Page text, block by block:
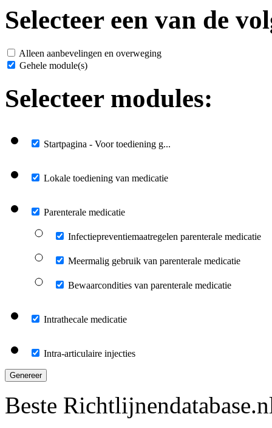
Selecteer een van de
Alleen aanbevelingen en overweging
Gehele module(s)
Selecteer modules:
Startpagina - Voor toediening g...
Lokale toediening van medicatie
Parenterale medicatie
Infectiepreventiemaatregelen parenterale medicatie
Meermalig gebruik van parenterale medicatie
Bewaarcondities van parenterale medicatie
Intrathecale medicatie
Intra-articulaire injecties
Genereer
Beste